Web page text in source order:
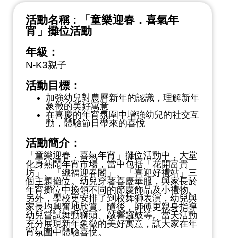
活動名稱 : 「童樂迎春．喜氣年
宵」攤位活動
年級：
N-K3親子
活動目標：
加強幼兒對農曆新年的認識，理解新年
象徵的美好寓意
在喜慶的年宵氛圍中增強幼兒的社交互
動，體驗節日帶來的喜悅
活動簡介：
「童樂迎春．喜氣年宵」攤位活動中，大堂
化身熱鬧年宵市場，當中包括「花開富貴
坊」、「織福迎春閣」、「喜迎好禮站」三
個主題攤位。幼兒穿著喜慶華服，與家長於
年宵攤位中換領不同的節慶飾品及小禮物。
另外，學校更安排了到校舞獅表演，幼兒與
家長均興奮地欣賞。隨後，師傅更親身指導
幼兒嘗試舞動獅頭、敲響鑼鼓等。當天活動
充分展現新年象徵的美好寓意，讓大家在年
宵氛圍中體驗喜悅。